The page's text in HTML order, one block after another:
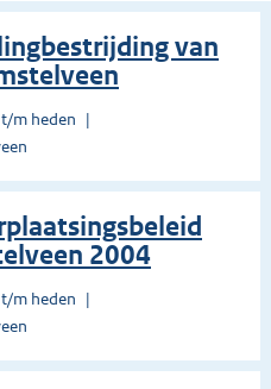
van
m heden
2004
m heden